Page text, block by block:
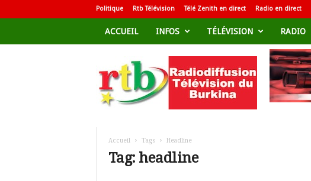
Politique Rtb Télévision Télé Zenith en direct Radio en direct
ACCUEIL INFOS TÉLÉVISION RADIO
d
i
Accueil Tags Headline
Tag: headline